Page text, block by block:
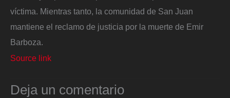
víctima. Mientras tanto, la comunidad de San Juan
mantiene el reclamo de justicia por la muerte de Emir
Barboza.
Source link
Deja un comentario